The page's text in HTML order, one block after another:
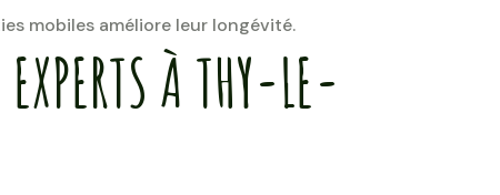
mobiles améliore leur longévité.
À THY-LE-